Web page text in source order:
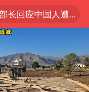
泰交通部副部长回应中国人遭歧视手势
上场
拉面”店
1岁宝宝碰坏纸巾盒 宝妈被索赔924元
泸溪河：桃酥吃出金属牙冠视频不实